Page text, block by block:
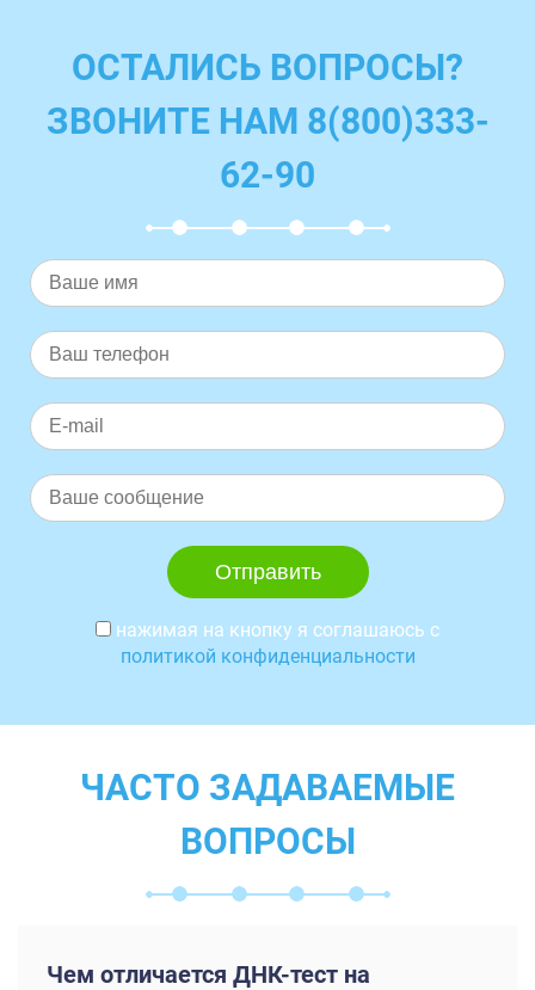
ОСТАЛИСЬ ВОПРОСЫ?
ЗВОНИТЕ НАМ 8(800)333-
62-90
нажимая на кнопку я соглашаюсь с
политикой конфиденциальности
ЧАСТО ЗАДАВАЕМЫЕ
ВОПРОСЫ
Чем отличается ДНК-тест на